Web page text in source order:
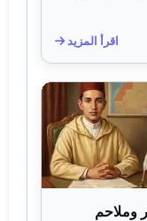
اقرأ المزيد
وملاحم